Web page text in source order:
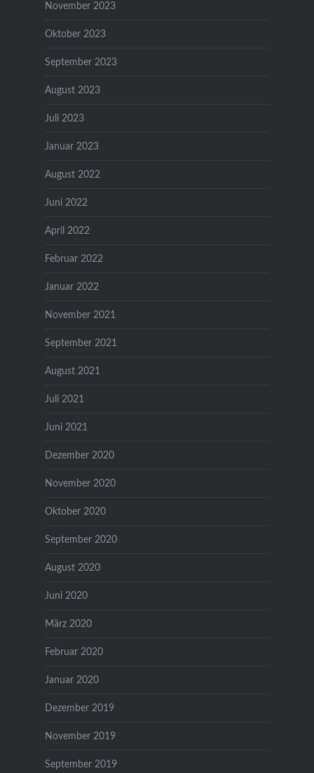
November 2023
Oktober 2023
September 2023
August 2023
Juli 2023
Januar 2023
August 2022
Juni 2022
April 2022
Februar 2022
Januar 2022
November 2021
September 2021
August 2021
Juli 2021
Juni 2021
Dezember 2020
November 2020
Oktober 2020
September 2020
August 2020
Juni 2020
März 2020
Februar 2020
Januar 2020
Dezember 2019
November 2019
September 2019